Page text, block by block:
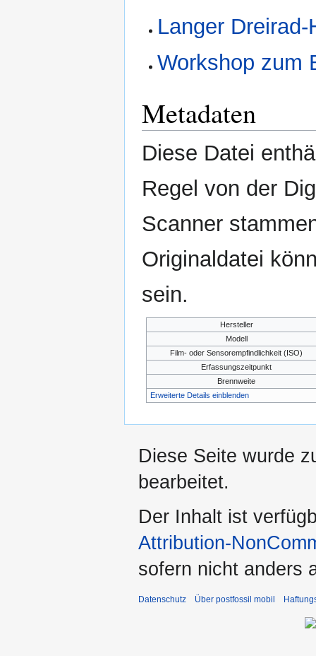
Langer
Workshop zum
Metadaten
Diese Datei
Regel von der
Scanner
Originaldatei
sein.
Hersteller
Modell
Film- oder Sensorempfindlichkeit (ISO)
Erfassungszeitpunkt
Brennweite
Erweiterte Details einblenden
Diese Seite wurde
bearbeitet.
Der Inhalt ist
Attribution-
sofern nicht anders
Datenschutz Über postfossil mobil